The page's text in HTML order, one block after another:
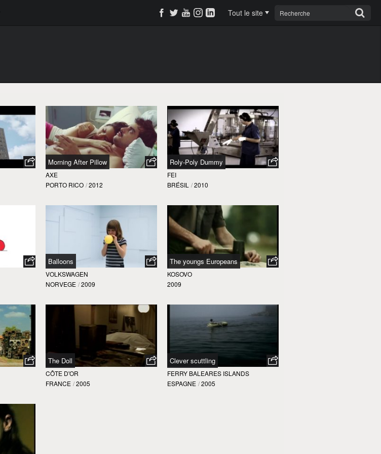
Tout le site
Morning After Pillow
AXE
PORTO RICO / 2012
Roly-Poly Dummy
FEI
BRÉSIL / 2010
Balloons
VOLKSWAGEN
NORVEGE / 2009
The youngs Europeans
KOSOVO
2009
The Doll
CÔTE D'OR
FRANCE / 2005
Clever scuttling
FERRY BALEARES ISLANDS
ESPAGNE / 2005